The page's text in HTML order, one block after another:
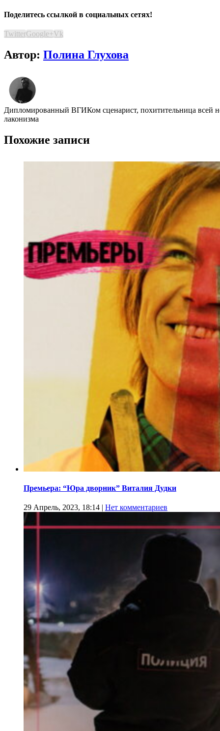
Поделитесь ссылкой в социальных сетях!
TwitterGoogle+Vk
Автор: Полина Глухова
Дипломированный ВГИКом сценарист, похитительница всей
лаконизма
Похожие записи
Премьера: “Юра дворник” Виталия Дудки
29 Апрель, 2023, 18:14 | Нет комментариев